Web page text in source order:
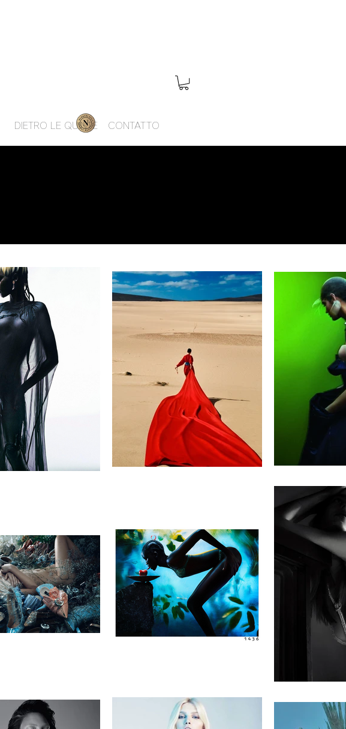
DIETRO LE QUINTE CONTATTO